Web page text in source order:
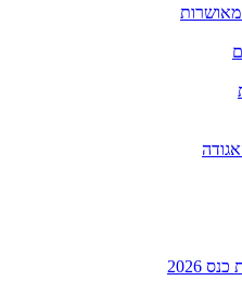
מאושרות
2026